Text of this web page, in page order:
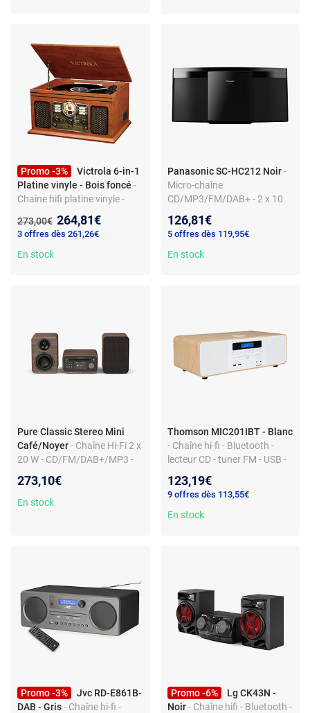
Promo -3%
Victrola 6-in-1
Platine vinyle - Bois foncé -
Chaine hifi platine vinyle -
CD - entrées jack et RCA
Ancien prix :
273,00€ Nouveau prix :
264,81€
3 offres dès 261,26€
En stock
Panasonic SC-HC212 Noir -
Micro-chaîne
CD/MP3/FM/DAB+ - 2 x 10
126,81€
5 offres dès 119,95€
En stock
Pure Classic Stereo Mini
Café/Noyer- Chaîne Hi-Fi 2 x
20 W - CD/FM/DAB+/MP3 -
AUX
273,10€
En stock
Thomson MIC201IBT - Blanc
- Chaîne hi-fi - Bluetooth -
lecteur CD - tuner FM - USB -
123,19€
9 offres dès 113,55€
En stock
Promo -3%
Jvc RD-E861B-
DAB - Gris- Chaîne hi-fi -
Promo -6%
Lg CK43N -
Noir - Chaîne hifi - Bluetooth -